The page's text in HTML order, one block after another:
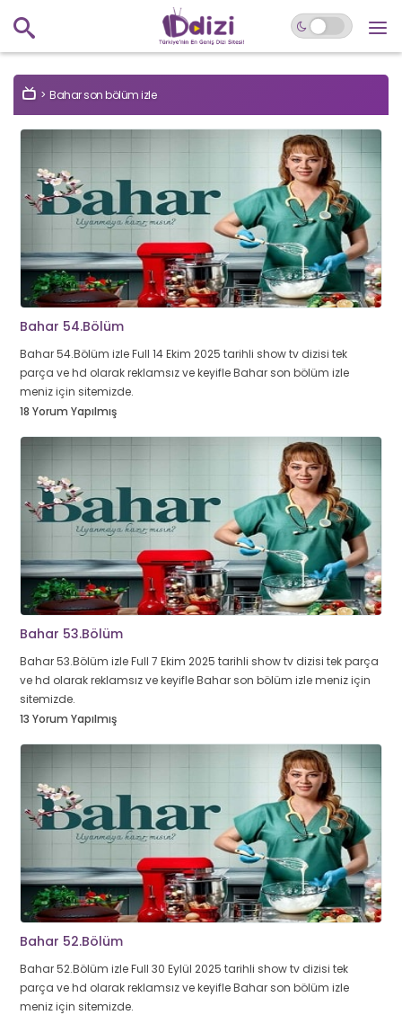
Bahar son bölüm izle
Bahar 54.Bölüm
Bahar 54.Bölüm izle Full 14 Ekim 2025 tarihli show tv dizisi tek
parça ve hd olarak reklamsız ve keyifle Bahar son bölüm izle
meniz için sitemizde.
18 Yorum Yapılmış
Bahar 53.Bölüm
Bahar 53.Bölüm izle Full 7 Ekim 2025 tarihli show tv dizisi tek parça
ve hd olarak reklamsız ve keyifle Bahar son bölüm izle meniz için
sitemizde.
13 Yorum Yapılmış
Bahar 52.Bölüm
Bahar 52.Bölüm izle Full 30 Eylül 2025 tarihli show tv dizisi tek
parça ve hd olarak reklamsız ve keyifle Bahar son bölüm izle
meniz için sitemizde.